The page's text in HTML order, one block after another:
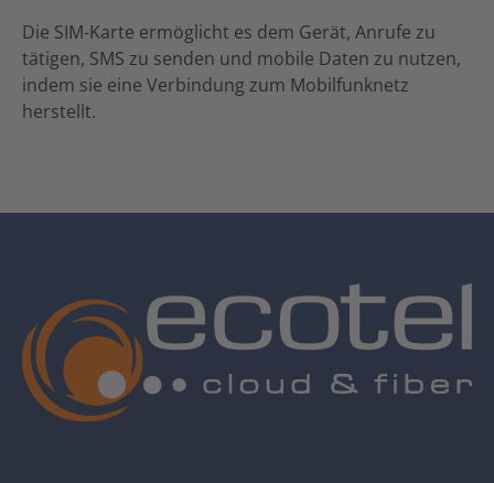
Die SIM-Karte ermöglicht es dem Gerät, Anrufe zu
tätigen, SMS zu senden und mobile Daten zu nutzen,
indem sie eine Verbindung zum Mobilfunknetz
herstellt.